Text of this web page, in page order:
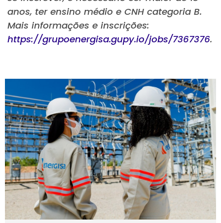
anos, ter ensino médio e CNH categoria B.
Mais informações e inscrições:
https://grupoenergisa.gupy.io/jobs/7367376.